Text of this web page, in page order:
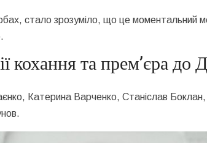
стало зрозуміло, що це моментальний
кохання та прем’єра
, Катерина Варченко,Станіслав Боклан
.